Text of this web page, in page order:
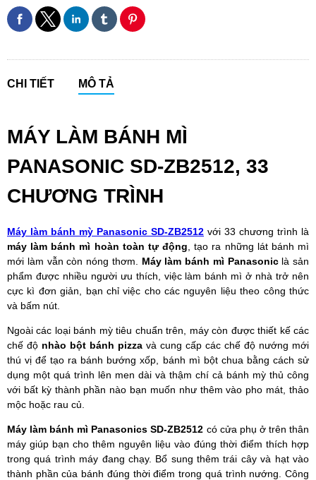
CHI TIẾT MÔ TẢ
MÁY LÀM BÁNH MÌ
PANASONIC SD-ZB2512, 33
CHƯƠNG TRÌNH
Máy làm bánh mỳ Panasonic SD-ZB2512 với 33 chương trình là
máy làm bánh mì hoàn toàn tự động , tạo ra những lát bánh mì
mới làm vẫn còn nóng thơm. Máy làm bánh mì Panasoniclà sản
phẩm được nhiều người ưu thích, việc làm bánh mì ở nhà trở nên
cực kì đơn giản, bạn chỉ việc cho các nguyên liệu theo công thức
và bấm nút.
Ngoài các loại bánh mỳ tiêu chuẩn trên, máy còn được thiết kế các
chế độ nhào bột bánh pizza và cung cấp các chế độ nướng mới
thú vị để tạo ra bánh bướng xốp, bánh mì bột chua bằng cách sử
dụng một quá trình lên men dài và thậm chí cả bánh mỳ thủ công
với bất kỳ thành phần nào bạn muốn như thêm vào pho mát, thảo
mộc hoặc rau củ.
Máy làm bánh mì Panasonics SD-ZB2512 có cửa phụ ở trên thân
máy giúp bạn cho thêm nguyên liệu vào đúng thời điểm thích hợp
trong quá trình máy đang chạy. Bổ sung thêm trái cây và hạt vào
thành phần của bánh đúng thời điểm trong quá trình nướng. Công